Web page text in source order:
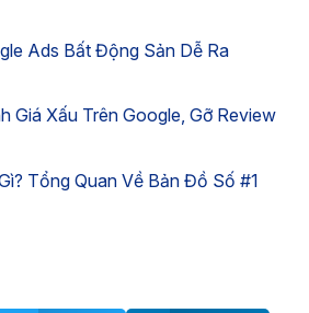
Ads Bất Động Sản Dễ Ra
Giá Xấu Trên Google, Gỡ Review
Tổng Quan Về Bản Đồ Số #1